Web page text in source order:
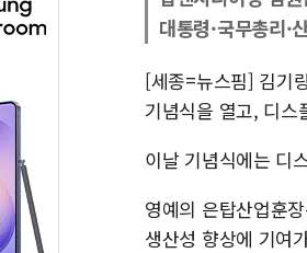
대통령·국무총리·
[세종=뉴스핌] 김기
기념식을 열고, 디스
이날 기념식에는 디
영예의 은탑산업훈
생산성 향상에 기여